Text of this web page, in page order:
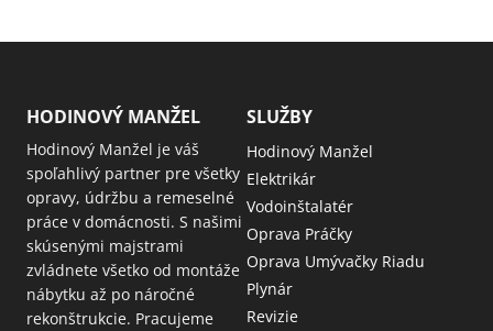
HODINOVÝ MANŽEL
Hodinový Manžel je váš
spoľahlivý partner pre všetky
opravy, údržbu a remeselné
práce v domácnosti. S našimi
skúsenými majstrami
zvládnete všetko od montáže
nábytku až po náročné
rekonštrukcie. Pracujeme
SLUŽBY
Hodinový Manžel
Elektrikár
Vodoinštalatér
Oprava Práčky
Oprava Umývačky Riadu
Plynár
Revizie